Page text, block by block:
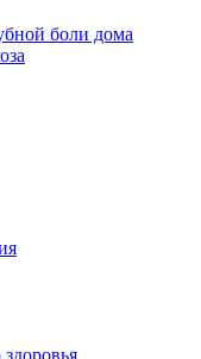
боли дома